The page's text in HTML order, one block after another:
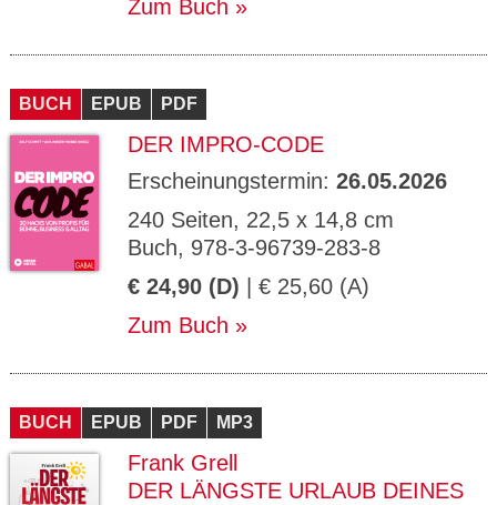
Zum Buch
BUCH EPUB PDF
DER IMPRO-CODE
Erscheinungstermin: 26.05.2026
240 Seiten, 22,5 x 14,8 cm
Buch, 978-3-96739-283-8
€ 24,90 (D) | € 25,60 (A)
Zum Buch
BUCH EPUB PDF MP3
Frank Grell
DER LÄNGSTE URLAUB DEINES